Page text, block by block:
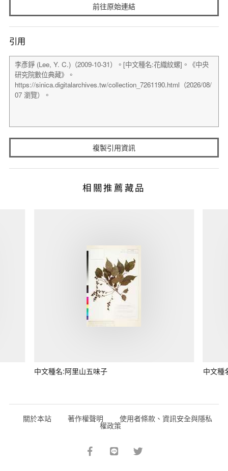
前往原始連結
引用
複製引用資訊
相關推薦藏品
中文種名:阿里山五味子 中文種
關於本站 著作權聲明 使用者條款、資訊安全與隱私
權政策